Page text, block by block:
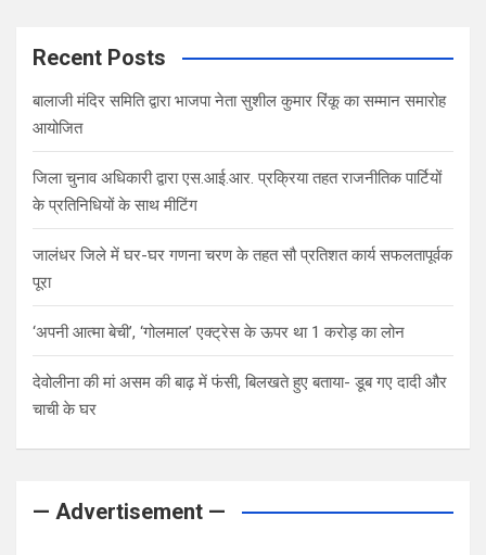
Recent Posts
बालाजी मंदिर समिति द्वारा भाजपा नेता सुशील कुमार रिंकू का सम्मान समारोह
आयोजित
जिला चुनाव अधिकारी द्वारा एस.आई.आर. प्रक्रिया तहत राजनीतिक पार्टियों
के प्रतिनिधियों के साथ मीटिंग
जालंधर जिले में घर-घर गणना चरण के तहत सौ प्रतिशत कार्य सफलतापूर्वक
पूरा
‘अपनी आत्मा बेची’, ‘गोलमाल’ एक्ट्रेस के ऊपर था 1 करोड़ का लोन
देवोलीना की मां असम की बाढ़ में फंसी, बिलखते हुए बताया- डूब गए दादी और
चाची के घर
— Advertisement —